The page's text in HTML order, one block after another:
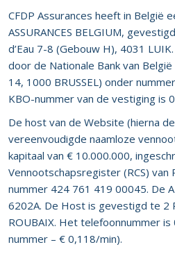
CFDP Assurances heeft in België
ASSURANCES BELGIUM,
d’Eau 7-8 (Gebouw H), 4031
door de Nationale Bank van
14, 1000 BRUSSEL) onder
KBO-nummer van de vestiging is
De host van de Website (hierna
vereenvoudigde naamloze
kapitaal van € 10.000.000,
Vennootschapsregister (RCS) van
nummer 424 761 419 00045. De
6202A. De Host is gevestigd te 2
ROUBAIX. Het telefoonnummer
nummer – € 0,118/min).